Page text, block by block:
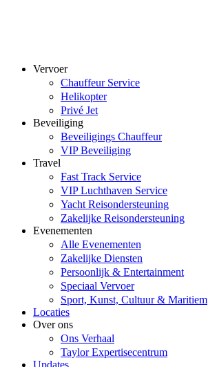
Vervoer
Chauffeur Service
Helikopter
Privé Jet
Beveiliging
Beveiligings Chauffeur
VIP Beveiliging
Travel
Fast Track Service
VIP Luchthaven Service
Yacht Reisondersteuning
Zakelijke Reisondersteuning
Evenementen
Alle Evenementen
Zakelijke Diensten
Persoonlijk & Entertainment
Speciaal Vervoer
Sport, Kunst, Cultuur & Maritiem
Locaties
Over ons
Ons Verhaal
Taylor Expertisecentrum